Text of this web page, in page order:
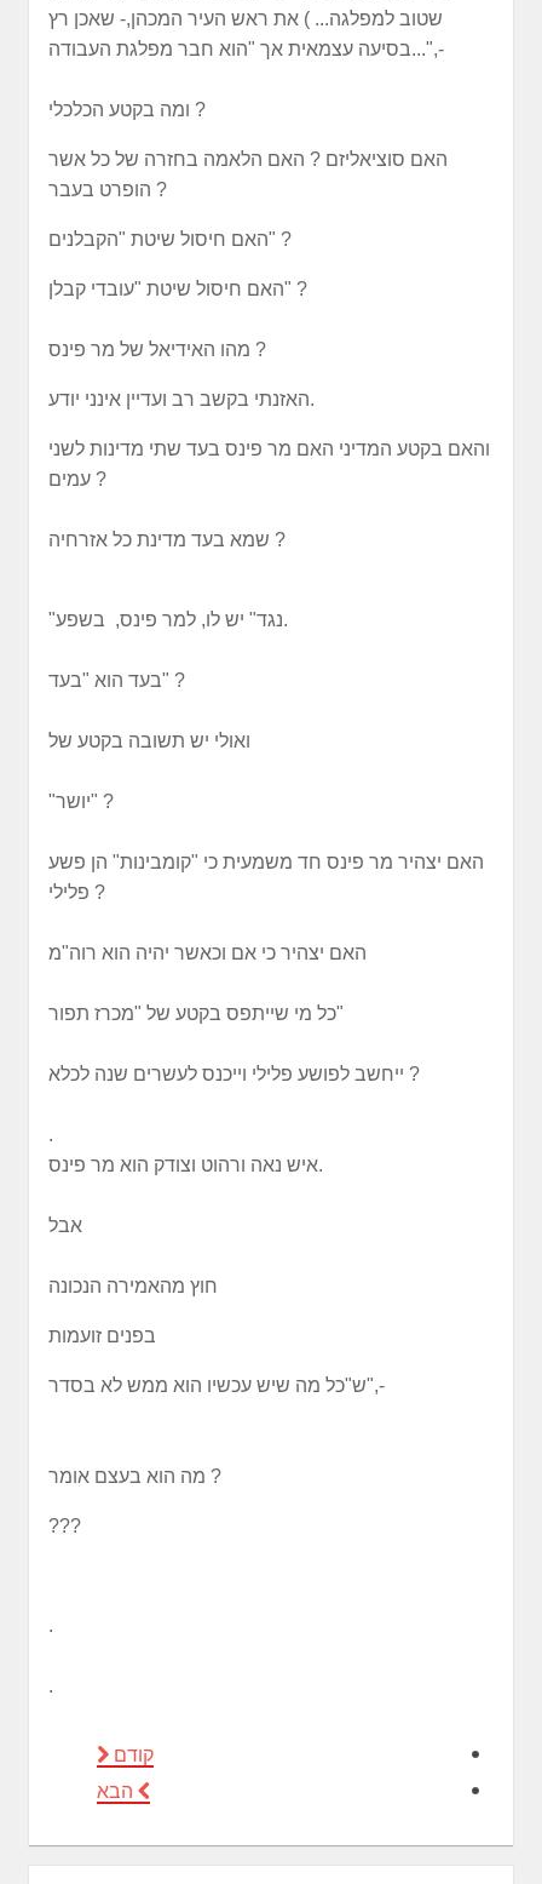
שטוב למפלגה... ) את ראש העיר המכהן,- שאכן רץ
בסיעה עצמאית אך "הוא חבר מפלגת העבודה...",-
ומה בקטע הכלכלי ?
האם סוציאליזם ? האם הלאמה בחזרה של כל אשר
הופרט בעבר ?
האם חיסול שיטת "הקבלנים" ?
האם חיסול שיטת "עובדי קבלן" ?
מהו האידיאל של מר פינס ?
האזנתי בקשב רב ועדיין אינני יודע.
והאם בקטע המדיני האם מר פינס בעד שתי מדינות לשני
עמים ?
שמא בעד מדינת כל אזרחיה ?
"נגד" יש לו, למר פינס, בשפע.
בעד הוא "בעד" ?
ואולי יש תשובה בקטע של
"יושר" ?
האם יצהיר מר פינס חד משמעית כי "קומבינות" הן פשע
פלילי ?
האם יצהיר כי אם וכאשר יהיה הוא רוה"מ
כל מי שייתפס בקטע של "מכרז תפור"
ייחשב לפושע פלילי וייכנס לעשרים שנה לכלא ?
.
איש נאה ורהוט וצודק הוא מר פינס.
אבל
חוץ מהאמירה הנכונה
בפנים זועמות
ש"כל מה שיש עכשיו הוא ממש לא בסדר",-
מה הוא בעצם אומר ?
???
.
.
קודם
הבא